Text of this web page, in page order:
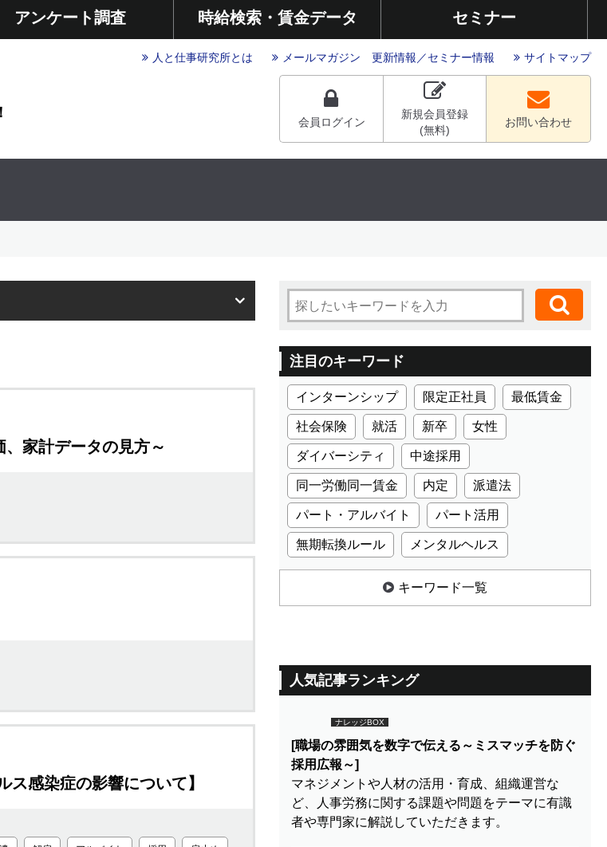
アンケート調査 時給検索・賃金データ セミナー
人と仕事研究所とは メールマガジン 更新情報 ／セミナー情報 サイトマップ
会員ログイン
新規会員登録
(無料)
お問い合わせ
家計データの見方～
感染症の影響について】
注目のキーワード
インターンシップ 限定正社員 最低賃金
社会保険 就活 新卒 女性
ダイバーシティ 中途採用
同一労働同一賃金 内定 派遣法
パート・アルバイト パート活用
無期転換ルール メンタルヘルス
キーワード一覧
人気記事ランキング
ナレッジBOX
[職場の雰囲気を数字で伝える～ミスマッチを防ぐ
採用広報～]
マネジメントや人材の活用・育成、組織運営な
ど、人事労務に関する課題や問題をテーマに有識
者や専門家に解説していただきます。